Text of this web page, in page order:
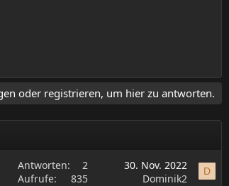
oder registrieren, um hier zu antworten.
Antworten
2
Aufrufe
835
30. Nov. 2022
Dominik2
D